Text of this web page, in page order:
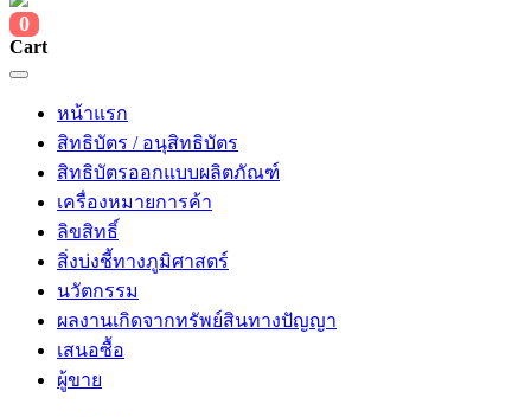
0
Cart
หน้าแรก
สิทธิบัตร / อนุสิทธิบัตร
สิทธิบัตรออกแบบผลิตภัณฑ์
เครื่องหมายการค้า
ลิขสิทธิ์
สิ่งบ่งชี้ทางภูมิศาสตร์
นวัตกรรม
ผลงานเกิดจากทรัพย์สินทางปัญญา
เสนอซื้อ
ผู้ขาย